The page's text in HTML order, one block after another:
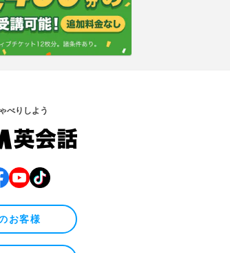
べりしよう
お客様